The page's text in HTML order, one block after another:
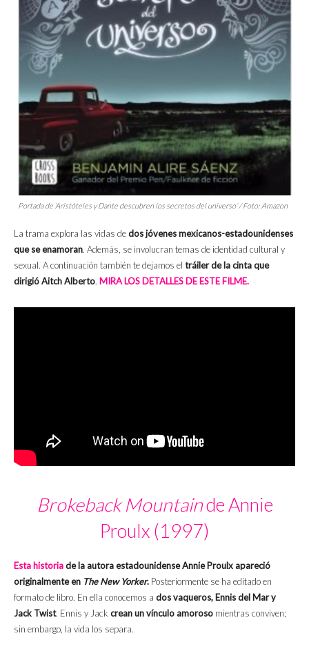
Portada de ‘Aristóteles y Dante descubren los secretos del universo’ / Foto: Amazon
La trama explora las vidas dedos jóvenes mexicanos-estadounidenses
que se enamoran. Además, se involucran temas de identidad cultural y
sexual. A continuación también te dejamos el tráiler de la cinta que
dirigió Aitch Alberto. MIRA LOS DETALLES DE ESTE FILME.
Brokeback Mountainde Annie
Proulx (1997)
Esta historiade la autora estadounidense Annie Proulx apareció
originalmente en The New Yorker. Posteriormente se ha editado en
formato de libro. En ella conocemos a dos vaqueros, Ennis del Mar y
Jack Twist. Ennis y Jack crean un vínculo amoroso mientras conviven;
sin embargo, la vida los separa.